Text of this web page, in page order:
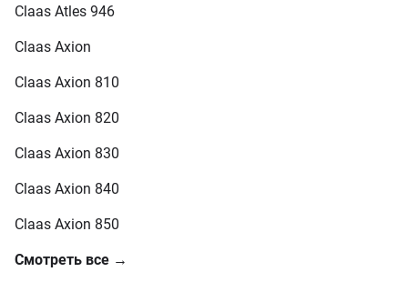
Claas Atles 946
Claas Axion
Claas Axion 810
Claas Axion 820
Claas Axion 830
Claas Axion 840
Claas Axion 850
Смотреть все →